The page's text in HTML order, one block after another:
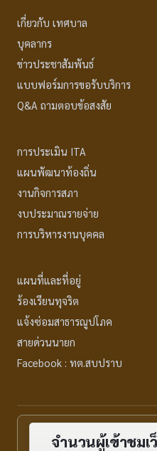
เกี่ยวกับ เทศบาล
บุคลากร
ข่าวประชาสัมพันธ์
แบบฟอร์มการขอรับบริการ
Q&A ถามตอบข้อสงสัย
การประเมิน ITA
แผนพัฒนาท้องถิ่น
งานกิจการสภา
งบประมาณรายจ่าย
การบริหารงานบุคคล
แผนที่และที่อยู่
ร้องเรียนทุจริต
แจ้งซ่อมสาธารณูปโภค
สายด่วนนายก
Facebook : ทต.สบปราบ
จำนวนผู้เข้าชมเ